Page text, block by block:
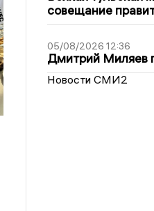
совещание
05/08/2026 12:36
Дмитрий Миляев
Новости СМИ2